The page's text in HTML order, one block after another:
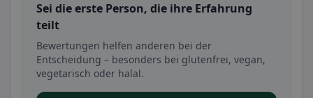
Sei die erste Person, die ihre Erfahrung
teilt
Bewertungen helfen anderen bei der
Entscheidung – besonders bei glutenfrei, vegan,
vegetarisch oder halal.